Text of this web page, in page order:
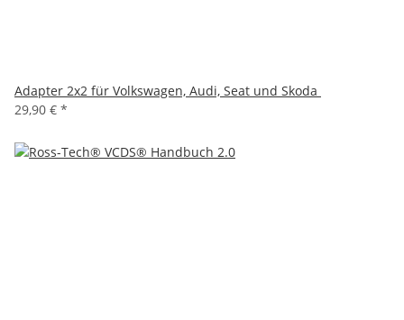
Adapter 2x2 für Volkswagen, Audi, Seat und Skoda
29,90 € *